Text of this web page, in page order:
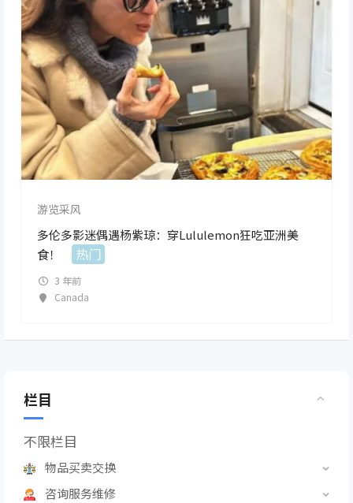
游览采风
多伦多影迷偶遇杨紫琼：穿Lululemon狂吃亚洲美
食！
热门
3 年前
Canada
栏目
不限栏目
物品买卖交换
咨询服务维修